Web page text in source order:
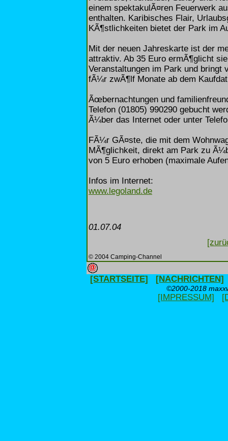
einem spektakulÃ¤ren Feuerwerk
enthalten. Karibisches Flair,
KÃ¶stlichkeiten bietet der Park im
Mit der neuen Jahreskarte ist der
attraktiv. Ab 35 Euro ermÃ¶glicht
Veranstaltungen im Park und bringt
fÃ¼r zwÃ¶lf Monate ab dem
Ãœbernachtungen und
Telefon (01805) 990290 gebucht
Ã¼ber das Internet oder unter
FÃ¼r GÃ¤ste, die mit dem
MÃ¶glichkeit, direkt am Park zu
von 5 Euro erhoben (maximale
Infos im Internet:
www.legoland.de
01.07.04
© 2004 Camping-Channel
[STARTSEITE] [NACHRICHTEN]
©2000-2018
[IMPRESSUM]